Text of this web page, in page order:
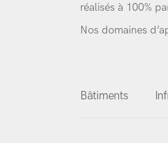
réalisés à 100%
Nos domaines
Bâtiments